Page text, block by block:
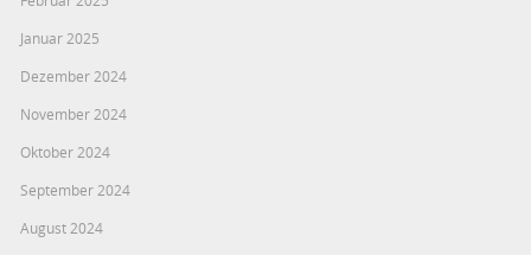
Januar 2025
Dezember 2024
November 2024
Oktober 2024
September 2024
August 2024